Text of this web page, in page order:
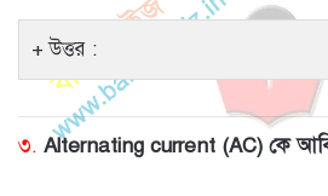
উত্তর :
৩. Alternating current (AC) কে